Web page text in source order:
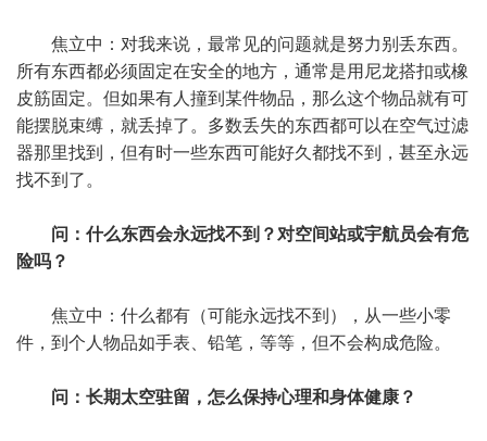
焦立中：对我来说，最常见的问题就是努力别丢东西。
所有东西都必须固定在安全的地方，通常是用尼龙搭扣或橡
皮筋固定。但如果有人撞到某件物品，那么这个物品就有可
能摆脱束缚，就丢掉了。多数丢失的东西都可以在空气过滤
器那里找到，但有时一些东西可能好久都找不到，甚至永远
找不到了。
问：什么东西会永远找不到？对空间站或宇航员会有危
险吗？
焦立中：什么都有（可能永远找不到），从一些小零
件，到个人物品如手表、铅笔，等等，但不会构成危险。
问：长期太空驻留，怎么保持心理和身体健康？